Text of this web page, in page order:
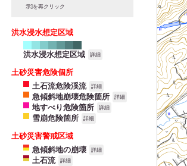
示]を再クリック
洪水浸水想定区域
洪水浸水想定区域 詳細
土砂災害危険個所
土石流危険渓流
詳細
急傾斜地崩壊危険箇所 詳細
地すべり危険箇所 詳細
雪崩危険箇所 詳細
土砂災害警戒区域
急傾斜地の崩壊
詳細
土石流 詳細